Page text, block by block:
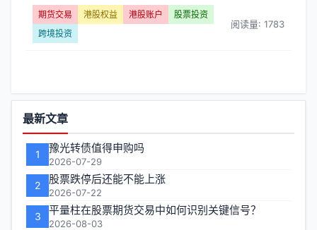
权
益】
章
列
表
-
期货交易 港股权益 港股账户
股票投资
跨境投资
阅读量: 1783
功
能
区
最新文章
1 豫光转债值得申购吗
2026-07-29
2 股票跌停后还能不能上涨
2026-07-22
3 平量柱在股票期货交易中如何识别关键信号？
2026-08-03